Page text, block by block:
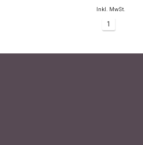
Inkl. MwSt.
1